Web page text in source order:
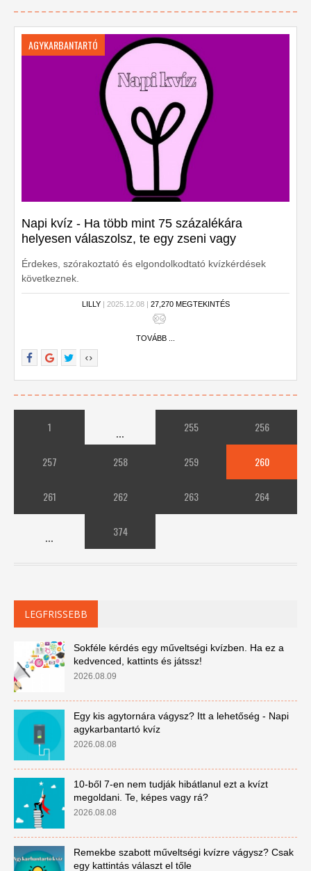
AGYKARBANTARTÓ
Napi kvíz - Ha több mint 75 százalékára
helyesen válaszolsz, te egy zseni vagy
Érdekes, szórakoztató és elgondolkodtató kvízkérdések
következnek.
LILLY| 2025.12.08 | 27,270 MEGTEKINTÉS
TOVÁBB ...
1 ... 255 256
257 258 259 260
261 262 263 264
... 374
LEGFRISSEBB
Sokféle kérdés egy műveltségi kvízben. Ha ez a
kedvenced, kattints és játssz!
2026.08.09
Egy kis agytornára vágysz? Itt a lehetőség - Napi
agykarbantartó kvíz
2026.08.08
10-ből 7-en nem tudják hibátlanul ezt a kvízt
megoldani. Te, képes vagy rá?
2026.08.08
Remekbe szabott műveltségi kvízre vágysz? Csak
egy kattintás választ el tőle